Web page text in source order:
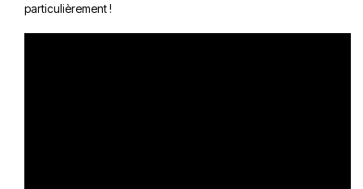
particulièrement !